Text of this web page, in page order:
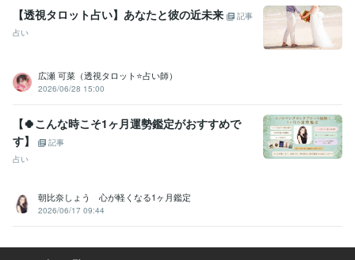
【透視タロット占い】あなたと彼の近未来
記事
占い
広瀬 可菜（透視タロット⭐占い師）
2026/06/28 15:00
【🍀こんな時こそ1ヶ月運勢鑑定がおすすめで
す】
記事
占い
朝比奈しょう 心が軽くなる1ヶ月鑑定
2026/06/17 09:44